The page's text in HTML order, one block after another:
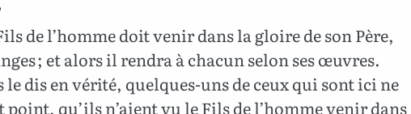
de l’homme doit venir dans la gloire de son Père,
; et alors il rendra à chacun selon ses œuvres.
le dis en vérité, quelques-uns de ceux qui sont ici ne
qu’ils n’aient vu le Fils de l’homme venir dans